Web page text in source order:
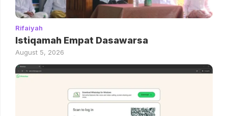
Rifaiyah
Istiqamah Empat Dasawarsa
August 5, 2026